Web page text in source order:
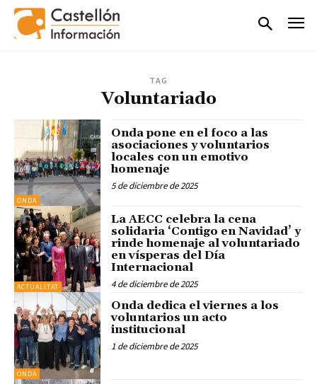
TAG
Voluntariado
ONDA
Onda pone en el foco a las
asociaciones y voluntarios
locales con un emotivo
homenaje
5 de diciembre de 2025
ACTUALITAT
La AECC celebra la cena
solidaria ‘Contigo en Navidad’ y
rinde homenaje al voluntariado
en vísperas del Día
Internacional
4 de diciembre de 2025
ONDA
Onda dedica el viernes a los
voluntarios un acto
institucional
1 de diciembre de 2025